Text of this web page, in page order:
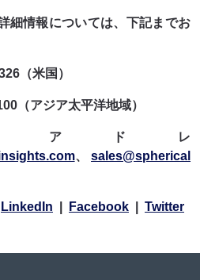
細情報については、下記までお
（米国）
（アジア太平洋地域）
アドレ
、
sales@spherical
LinkedIn Facebook Twitter